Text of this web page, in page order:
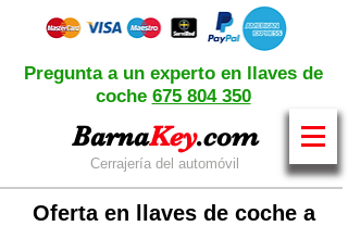
BarnaKey.com
Cerrajería del automóvil
Oferta en llaves de coche a
Pregunta a un experto en llaves de
coche 675 804 350